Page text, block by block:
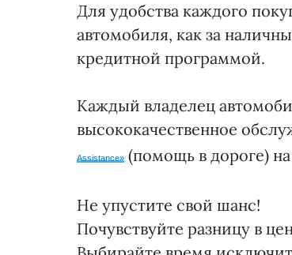
Для удобства каждого
автомобиля, как за
кредитной программой.
Каждый владелец
высококачественное
Аssistance» (помощь в дороге)
Не упустите свой шанс!
Почувствуйте разницу в